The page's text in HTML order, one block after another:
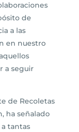
de
a las
en nuestro
a seguir
de Recoletas
ha señalado
tantas